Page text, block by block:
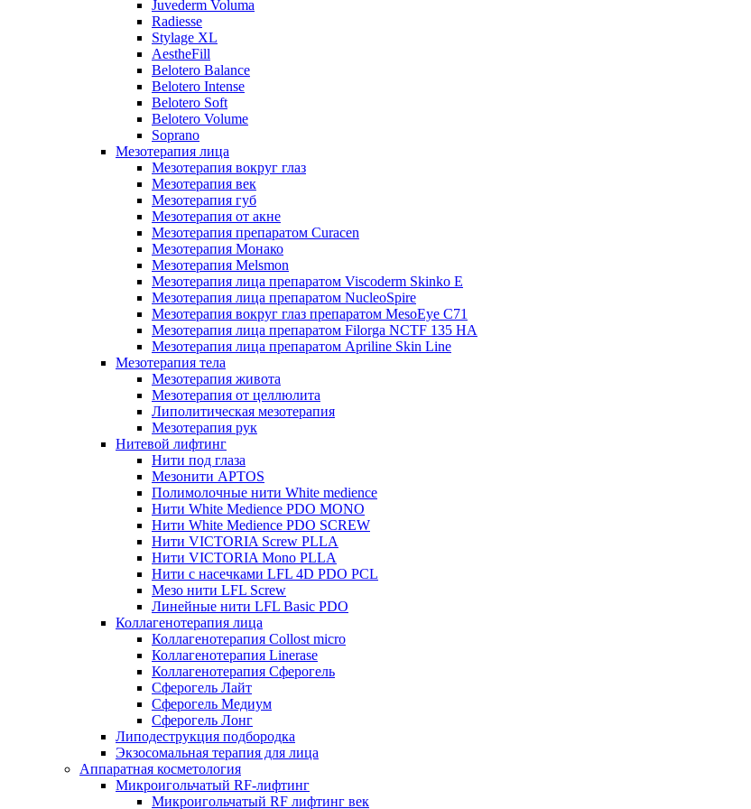
Juvederm Voluma
Radiesse
Stylage XL
AestheFill
Belotero Balance
Belotero Intense
Belotero Soft
Belotero Volume
Soprano
Мезотерапия лица
Мезотерапия вокруг глаз
Мезотерапия век
Мезотерапия губ
Мезотерапия от акне
Мезотерапия препаратом Curacen
Мезотерапия Монако
Мезотерапия Melsmon
Мезотерапия лица препаратом Viscoderm Skinko E
Мезотерапия лица препаратом NucleoSpire
Мезотерапия вокруг глаз препаратом MesoEye С71
Мезотерапия лица препаратом Filorga NCTF 135 HA
Мезотерапия лица препаратом Apriline Skin Line
Мезотерапия тела
Мезотерапия живота
Мезотерапия от целлюлита
Липолитическая мезотерапия
Мезотерапия рук
Нитевой лифтинг
Нити под глаза
Мезонити APTOS
Полимолочные нити White medience
Нити White Medience PDO MONO
Нити White Medience PDO SCREW
Нити VICTORIA Screw PLLA
Нити VICTORIA Mono PLLA
Нити с насечками LFL 4D PDO PCL
Мезо нити LFL Screw
Линейные нити LFL Basic PDO
Коллагенотерапия лица
Коллагенотерапия Collost micro
Коллагенотерапия Linerase
Коллагенотерапия Сферогель
Сферогель Лайт
Сферогель Медиум
Сферогель Лонг
Липодеструкция подбородка
Экзосомальная терапия для лица
Аппаратная косметология
Микроигольчатый RF-лифтинг
Микроигольчатый RF лифтинг век